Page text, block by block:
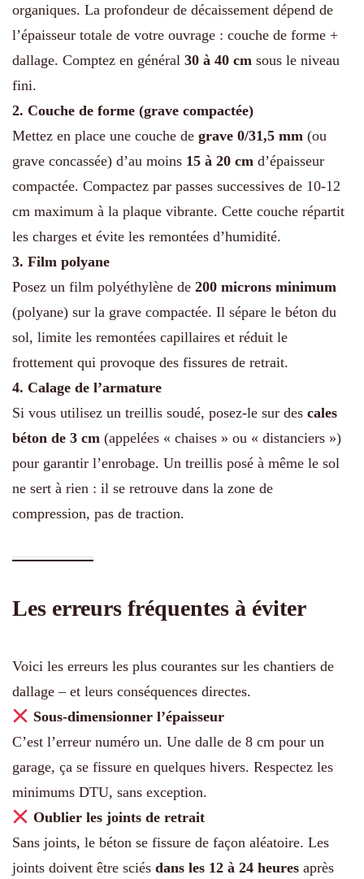
organiques. La profondeur de décaissement dépend de
l’épaisseur totale de votre ouvrage : couche de forme +
dallage. Comptez en général 30 à 40 cm sous le niveau
fini.
2. Couche de forme (grave compactée)
Mettez en place une couche de grave 0/31,5 mm (ou
grave concassée) d’au moins 15 à 20 cm d’épaisseur
compactée. Compactez par passes successives de 10-12
cm maximum à la plaque vibrante. Cette couche répartit
les charges et évite les remontées d’humidité.
3. Film polyane
Posez un film polyéthylène de 200 microns minimum
(polyane) sur la grave compactée. Il sépare le béton du
sol, limite les remontées capillaires et réduit le
frottement qui provoque des fissures de retrait.
4. Calage de l’armature
Si vous utilisez un treillis soudé, posez-le sur des cales
béton de 3 cm (appelées « chaises » ou « distanciers »)
pour garantir l’enrobage. Un treillis posé à même le sol
ne sert à rien : il se retrouve dans la zone de
compression, pas de traction.
Les erreurs fréquentes à éviter
Voici les erreurs les plus courantes sur les chantiers de
dallage – et leurs conséquences directes.
Sous-dimensionner l’épaisseur
C’est l’erreur numéro un. Une dalle de 8 cm pour un
garage, ça se fissure en quelques hivers. Respectez les
minimums DTU, sans exception.
Oublier les joints de retrait
Sans joints, le béton se fissure de façon aléatoire. Les
joints doivent être sciés dans les 12 à 24 heures après